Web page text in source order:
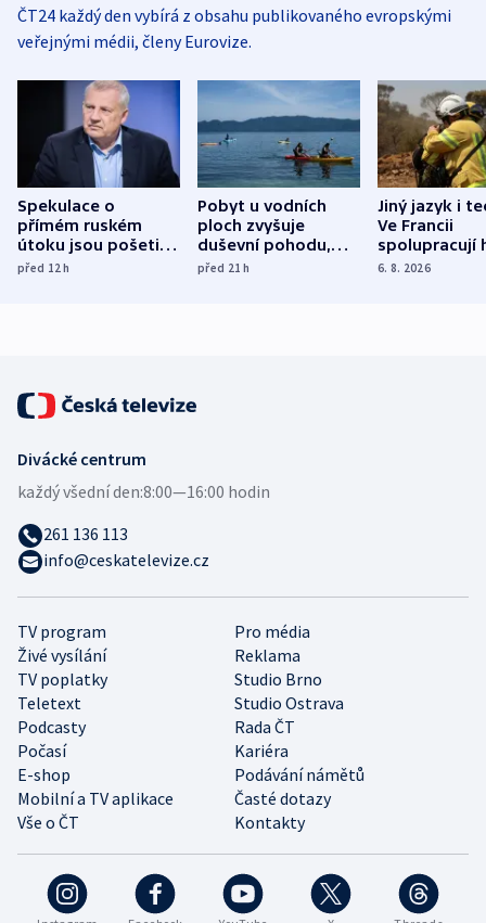
ČT24 každý den vybírá z obsahu publikovaného evropskými
veřejnými médii, členy Eurovize.
Spekulace o
přímém ruském
útoku jsou pošetilé,
míní estonský
před 12h
Pobyt u vodních
ploch zvyšuje
duševní pohodu,
ukázala
před 21h
Jiný jazyk i
Ve Francii
spolupracují
různých zemí
6. 8. 2026
TV program
Pro média
Živé vysílání
Reklama
TV poplatky
Studio Brno
Teletext
Studio Ostrava
Podcasty
Rada ČT
Počasí
Kariéra
E-shop
Podávání námětů
Mobilní a TV aplikace
Časté dotazy
Vše o ČT
Kontakty
Divácké centrum
každý všední den:8:00—16:00 hodin
261 136 113
info@ceskatelevize.cz